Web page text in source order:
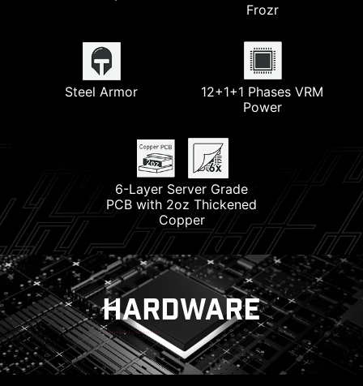
Frozr
Steel Armor
12+1+1 Phases VRM
Power
6-Layer Server Grade
PCB with 2oz Thickened
Copper
Pump Fan Support
7W/mK MOSFET
Thermal Pads
2.5G LAN
Wi-Fi 6E Lightning Gen 5 PCI-E
Memori DDR5 Terbaru 3x PCI-E 4.0 M.2 Slots
HARDWARE